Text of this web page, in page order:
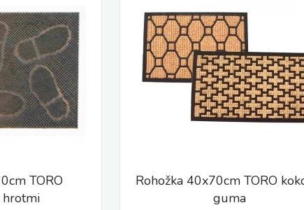
TORO
hrotmi
Rohožka 40x70cm TORO
guma